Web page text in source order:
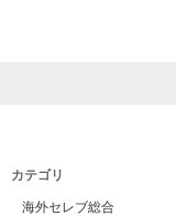
カテゴリ
海外セレブ総合